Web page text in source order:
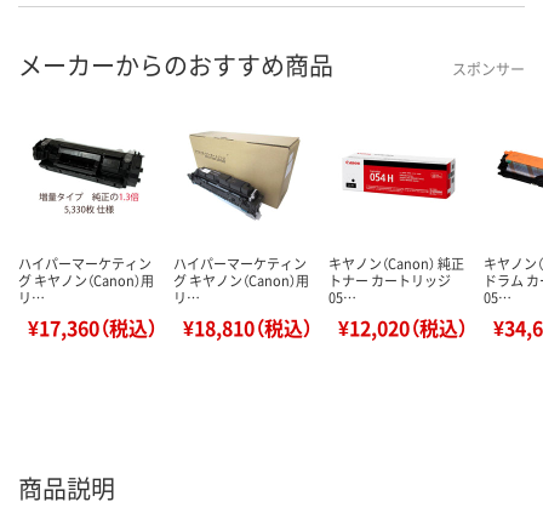
メーカーからのおすすめ商品 スポンサー
ハイパーマーケティン
グ キヤノン（Canon）用
リ…
¥17,360（税込）
ハイパーマーケティン
グ キヤノン（Canon）用
リ…
¥18,810（税込）
キヤノン（Canon） 純正
トナー カートリッジ
05…
¥12,020（税込）
キヤノン
ドラム
05…
商品説明